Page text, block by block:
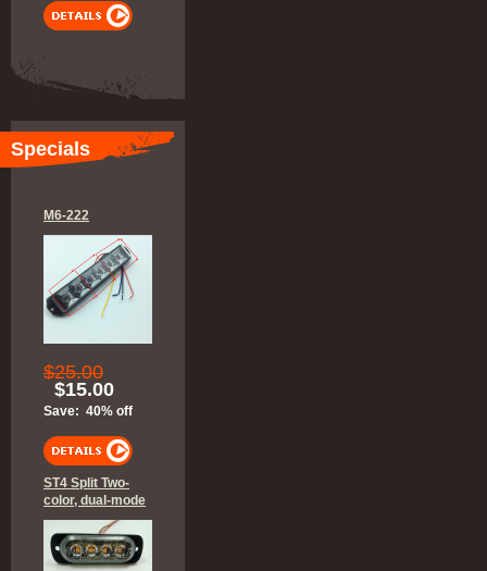
Specials
M6-222
$25.00
$15.00
Save: 40% off
ST4 Split Two-
color, dual-mode